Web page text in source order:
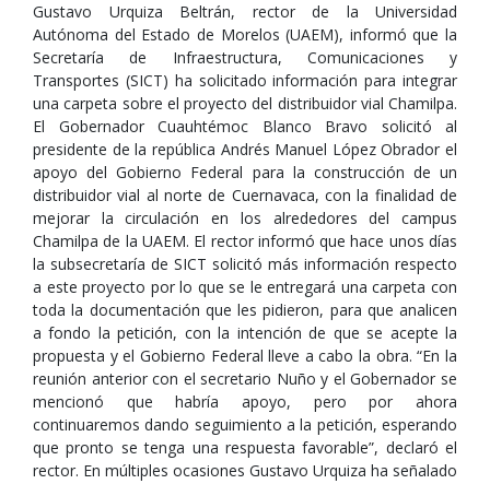
Gustavo Urquiza Beltrán, rector de la Universidad
Autónoma del Estado de Morelos (UAEM), informó que la
Secretaría de Infraestructura, Comunicaciones y
Transportes (SICT) ha solicitado información para integrar
una carpeta sobre el proyecto del distribuidor vial Chamilpa.
El Gobernador Cuauhtémoc Blanco Bravo solicitó al
presidente de la república Andrés Manuel López Obrador el
apoyo del Gobierno Federal para la construcción de un
distribuidor vial al norte de Cuernavaca, con la finalidad de
mejorar la circulación en los alrededores del campus
Chamilpa de la UAEM. El rector informó que hace unos días
la subsecretaría de SICT solicitó más información respecto
a este proyecto por lo que se le entregará una carpeta con
toda la documentación que les pidieron, para que analicen
a fondo la petición, con la intención de que se acepte la
propuesta y el Gobierno Federal lleve a cabo la obra. “En la
reunión anterior con el secretario Nuño y el Gobernador se
mencionó que habría apoyo, pero por ahora
continuaremos dando seguimiento a la petición, esperando
que pronto se tenga una respuesta favorable”, declaró el
rector. En múltiples ocasiones Gustavo Urquiza ha señalado